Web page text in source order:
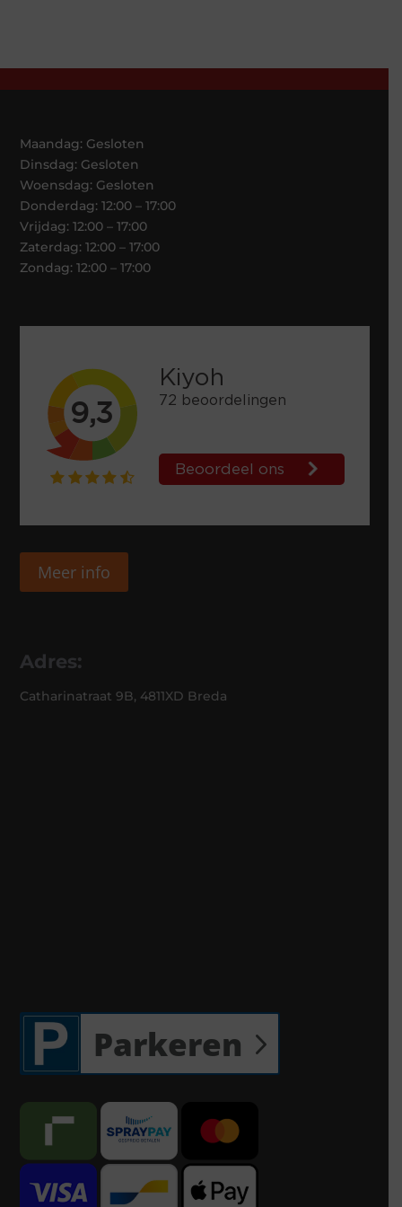
Maandag: Gesloten
Dinsdag: Gesloten
Woensdag: Gesloten
Donderdag: 12:00 – 17:00
Vrijdag: 12:00 – 17:00
Zaterdag: 12:00 – 17:00
Zondag: 12:00 – 17:00
Meer info
Adres:
Catharinatraat 9B, 4811XD Breda
Parkeren